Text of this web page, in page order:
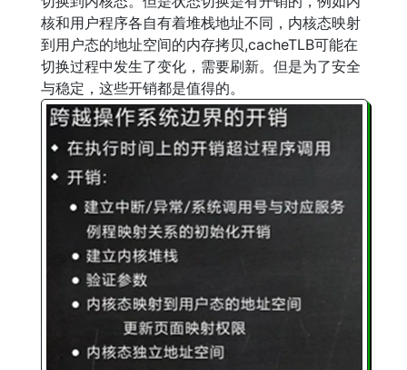
核和用户程序各自有着堆栈地址不同，内核态映射
到用户态的地址空间的内存拷贝,cacheTLB可能在
切换过程中发生了变化，需要刷新。但是为了安全
与稳定，这些开销都是值得的。